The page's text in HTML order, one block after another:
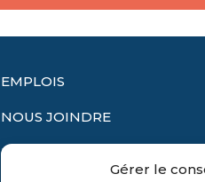
Gérer le
EMPLOIS
NOUS JOINDRE
EXTRANET